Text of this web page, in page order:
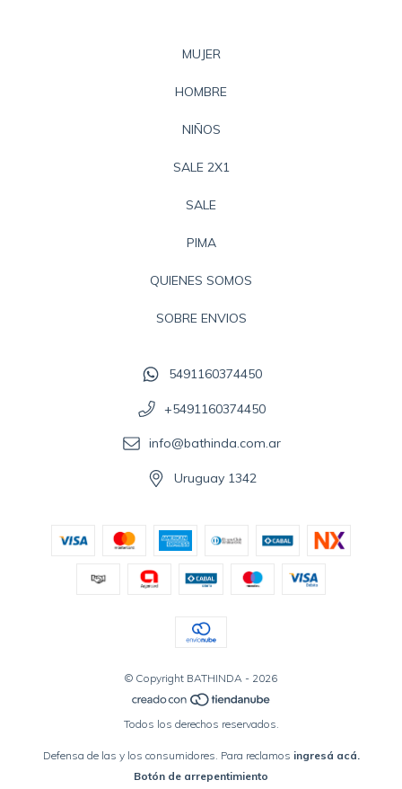
MUJER
HOMBRE
NIÑOS
SALE 2X1
SALE
PIMA
QUIENES SOMOS
SOBRE ENVIOS
5491160374450
+5491160374450
info@bathinda.com.ar
Uruguay 1342
© Copyright BATHINDA - 2026
Todos los derechos reservados.
Defensa de las y los consumidores. Para reclamos ingresá acá.
Botón de arrepentimiento